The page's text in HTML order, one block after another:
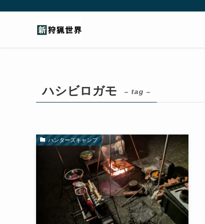
ハシビロガモ – tag –
ハンターズキャンプ